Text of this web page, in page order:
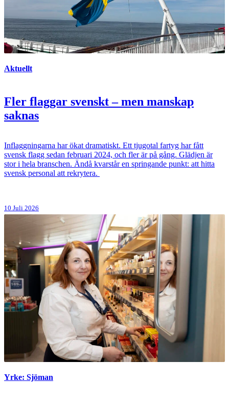
Aktuellt
Fler flaggar svenskt – men manskap
saknas
Inflaggningarna har ökat dramatiskt. Ett tjugotal fartyg har fått
svensk flagg sedan februari 2024, och fler är på gång. Glädjen är
stor i hela branschen. Ändå kvarstår en springande punkt: att hitta
svensk personal att rekrytera.
10 Juli 2026
Yrke: Sjöman